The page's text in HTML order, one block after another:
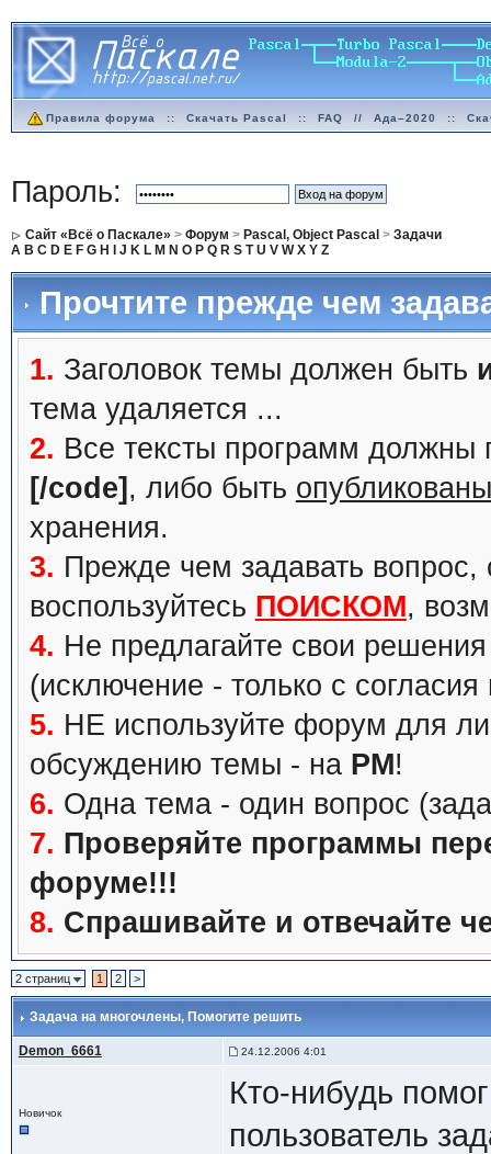
Правила форума :: Скачать Pascal :: FAQ // Ада–2020 ::
Пароль:
Сайт «Всё о Паскале» > Форум > Pascal, Object Pascal > Задачи
A B C D E F G H J K L M N O P Q R S T U V W X Y Z
Прочтите прежде чем
1. Заголовок темы должен быть
тема удаляется ...
2. Все тексты программ должны
[/code] , либо быть
хранения.
3. Прежде чем задавать вопрос,
воспользуйтесь ПОИСКОМ,
4. Не предлагайте свои
(исключение - только с
5. НЕ используйте форум для
обсуждению темы - на PM!
6. Одна тема - один вопрос
7. Проверяйте программы
форуме!!!
8. Спрашивайте и отвечайте
2 страниц 1 2 >
Задача на многочлены, Помогите решить
Demon_6661 24.12.2006 4:01
Новичок
Кто-нибудь
пользователь